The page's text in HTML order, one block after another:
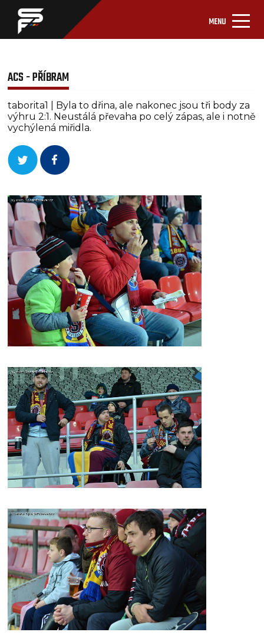
MENU
ACS - PŘÍBRAM
taborita1 | Byla to dřina, ale nakonec jsou tři body za
výhru 2:1. Neustálá převaha po celý zápas, ale i notně
vychýlená miřidla.